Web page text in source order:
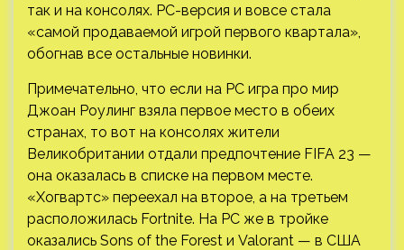
так и на консолях. PC-версия и вовсе стала
«самой продаваемой игрой первого квартала»,
обогнав все остальные новинки.
Примечательно, что если на PC игра про мир
Джоан Роулинг взяла первое место в обеих
странах, то вот на консолях жители
Великобритании отдали предпочтение FIFA 23 —
она оказалась в списке на первом месте.
«Хогвартс» переехал на второе, а на третьем
расположилась Fortnite. На PC же в тройке
оказались Sons of the Forest и Valorant — в США